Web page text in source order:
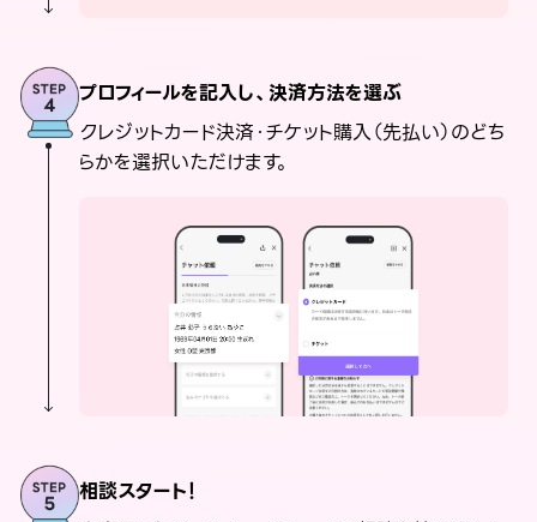
プロフィールを記入し、決済方法を選ぶ
クレジットカード決済・チケット購入（先払い）のどち
らかを選択いただけます。
相談スタート！